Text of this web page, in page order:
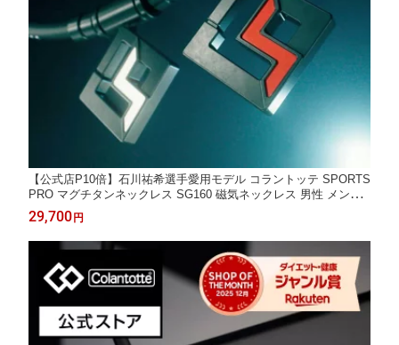
【公式店P10倍】石川祐希選手愛用モデル コラントッテ SPORTS
PRO マグチタンネックレス SG160 磁気ネックレス 男性 メンズ
肩こりネックレス 周東佑京 渡邊雄太 ネックレス プレゼント ギフ
ト
29,700円